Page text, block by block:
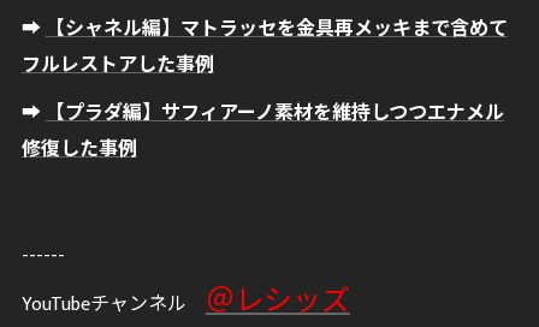
➡【シャネル編】マトラッセを金具再メッキまで含めて
フルレストアした事例
➡【プラダ編】サフィアーノ素材を維持しつつエナメル
修復した事例
------
YouTubeチャンネル ＠レシッズ